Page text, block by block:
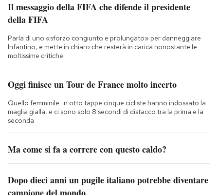
Il messaggio della FIFA che difende il presidente
della FIFA
Parla di uno «sforzo congiunto e prolungato» per danneggiare
Infantino, e mette in chiaro che resterà in carica nonostante le
moltissime critiche
Oggi finisce un Tour de France molto incerto
Quello femminile: in otto tappe cinque cicliste hanno indossato la
maglia gialla, e ci sono solo 8 secondi di distacco tra la prima e la
seconda
Ma come si fa a correre con questo caldo?
Dopo dieci anni un pugile italiano potrebbe diventare